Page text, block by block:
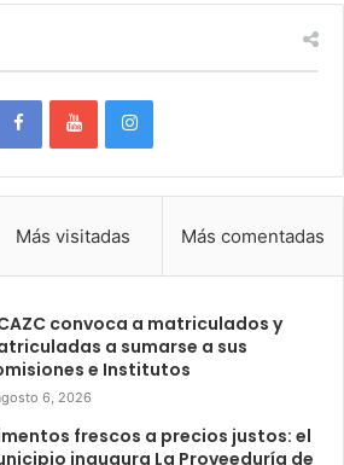
Más visitadas Más comentadas
convoca a matriculados y
a sumarse a sus
e Institutos
6, 2026
frescos a precios justos: el
inaugura La Proveeduría de